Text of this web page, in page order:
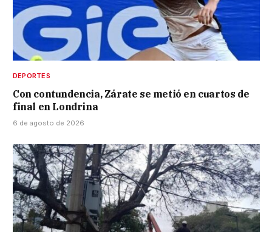
DEPORTES
Con contundencia, Zárate se metió en cuartos de
final en Londrina
6 de agosto de 2026